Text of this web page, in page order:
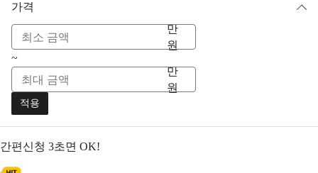
가격
만
원
~
만
원
적용
간편신청 3초면 OK!